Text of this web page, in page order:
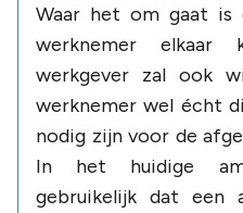
Waar het om gaat is
werknemer elkaar
werkgever zal ook
werknemer wel écht
nodig zijn voor de
In het huidige
gebruikelijk dat een